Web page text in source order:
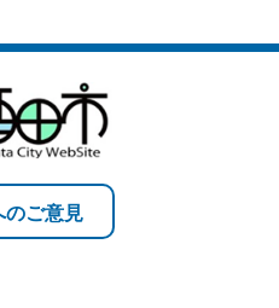
のご意見